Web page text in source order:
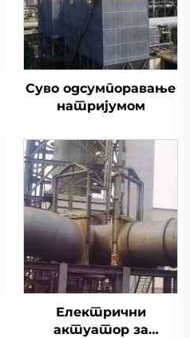
Суво одсумпоравање
натријумом
Електрични
актуатор за